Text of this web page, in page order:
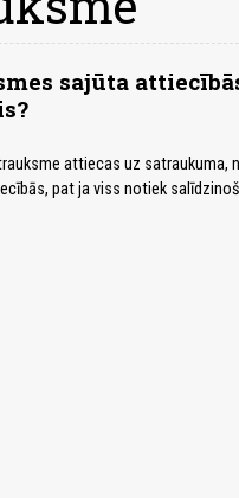
sajūta
attiecas uz satraukuma,
pat ja viss notiek